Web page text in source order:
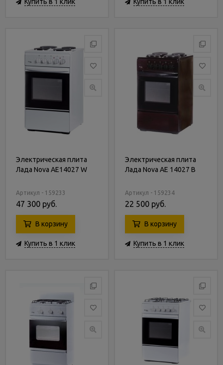
Электрическая плита
Лада Nova AE14027 W
Артикул - 159233
47 300 руб.
В корзину
Купить в 1 клик
Электрическая плита
Лада Nova AE 14027 B
Артикул - 159234
22 500 руб.
В корзину
Купить в 1 клик